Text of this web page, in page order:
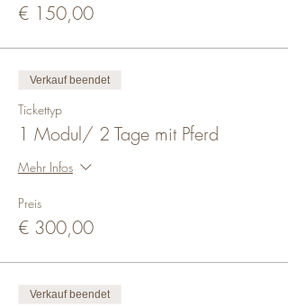
€ 150,00
Verkauf beendet
Tickettyp
1 Modul/ 2 Tage mit Pferd
Mehr Infos
Preis
€ 300,00
Verkauf beendet